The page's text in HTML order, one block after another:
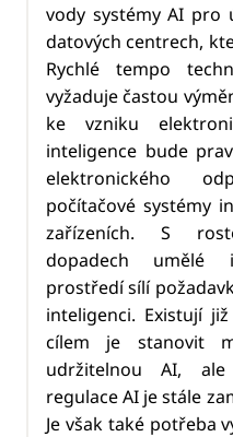
vody systémy AI pro
datových centrech,
Rychlé tempo
vyžaduje častou
ke vzniku
inteligence bude
elektronického
počítačové systémy
zařízeních. S
dopadech umělé
prostředí sílí
inteligenci. Existují
cílem je stanovit
udržitelnou AI,
regulace AI je stále
Je však také potřeba